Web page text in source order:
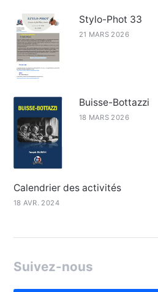
Stylo-Phot 33
21 MARS 2026
Buisse-Bottazzi
18 MARS 2026
Calendrier des activités
18 AVR. 2024
Suivez-nous